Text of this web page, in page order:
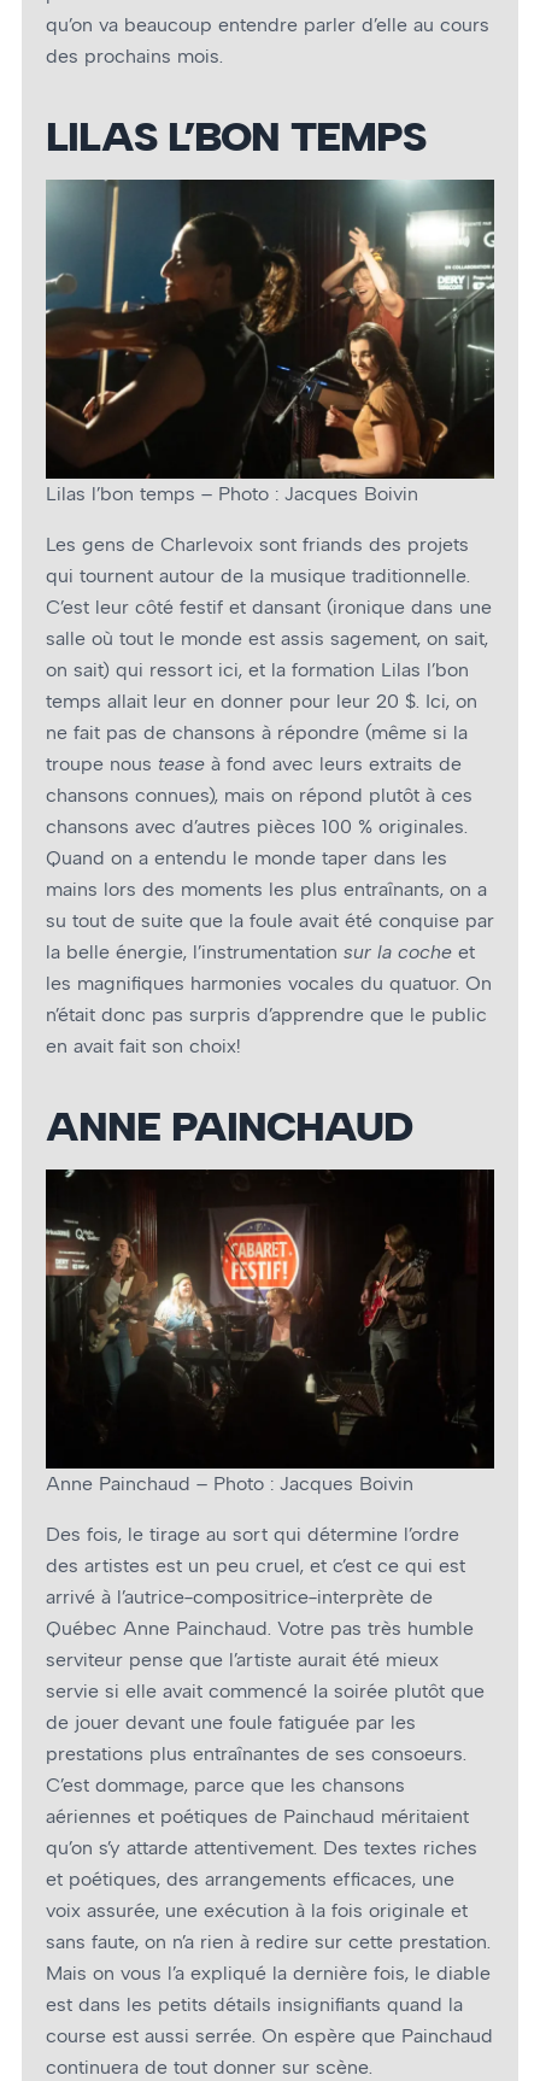
qu’on va beaucoup entendre parler d’elle au cours
des prochains mois.
LILAS L’BON TEMPS
Lilas l’bon temps – Photo : Jacques Boivin
Les gens de Charlevoix sont friands des projets
qui tournent autour de la musique traditionnelle.
C’est leur côté festif et dansant (ironique dans une
salle où tout le monde est assis sagement, on sait,
on sait) qui ressort ici, et la formation Lilas l’bon
temps allait leur en donner pour leur 20 $. Ici, on
ne fait pas de chansons à répondre (même si la
troupe nous tease à fond avec leurs extraits de
chansons connues), mais on répond plutôt à ces
chansons avec d’autres pièces 100 % originales.
Quand on a entendu le monde taper dans les
mains lors des moments les plus entraînants, on a
su tout de suite que la foule avait été conquise par
la belle énergie, l’instrumentation sur la coche et
les magnifiques harmonies vocales du quatuor. On
n’était donc pas surpris d’apprendre que le public
en avait fait son choix!
ANNE PAINCHAUD
Anne Painchaud – Photo : Jacques Boivin
Des fois, le tirage au sort qui détermine l’ordre
des artistes est un peu cruel, et c’est ce qui est
arrivé à l’autrice-compositrice-interprète de
Québec Anne Painchaud. Votre pas très humble
serviteur pense que l’artiste aurait été mieux
servie si elle avait commencé la soirée plutôt que
de jouer devant une foule fatiguée par les
prestations plus entraînantes de ses consoeurs.
C’est dommage, parce que les chansons
aériennes et poétiques de Painchaud méritaient
qu’on s’y attarde attentivement. Des textes riches
et poétiques, des arrangements efficaces, une
voix assurée, une exécution à la fois originale et
sans faute, on n’a rien à redire sur cette prestation.
Mais on vous l’a expliqué la dernière fois, le diable
est dans les petits détails insignifiants quand la
course est aussi serrée. On espère que Painchaud
continuera de tout donner sur scène.